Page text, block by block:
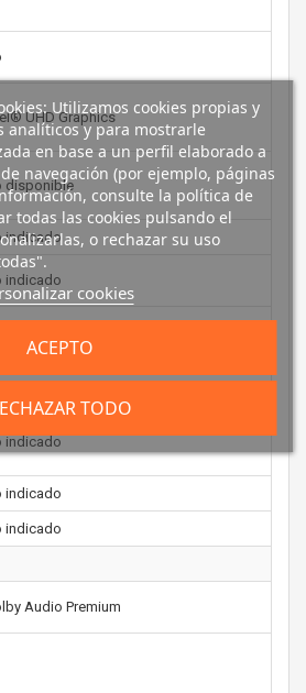
UHD Graphics
disponible
indicado
indicado
indicado
indicado
indicado
indicado
Audio Premium
Utilizamos cookies propias y
analíticos y para mostrarle
en base a un perfil elaborado a
navegación (por ejemplo, páginas
consulte la política de
todas las cookies pulsando el
o rechazar su uso
cookies
TODO
ACEPTO